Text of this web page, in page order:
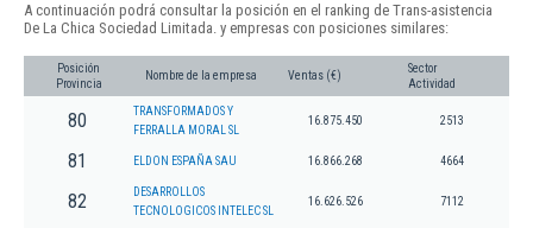
A continuación podrá consultar la posición en el ranking de Trans-asistencia
De La Chica Sociedad Limitada. y empresas con posiciones similares:
Posición
Provincia
Nombre de la empresa Ventas (€)
Sector
Actividad
80
TRANSFORMADOS Y
FERRALLA MORAL SL
16.875.450 2513
81 ELDON ESPAÑA SAU 16.866.268 4664
82
DESARROLLOS
TECNOLOGICOS INTELEC SL
16.626.526 7112